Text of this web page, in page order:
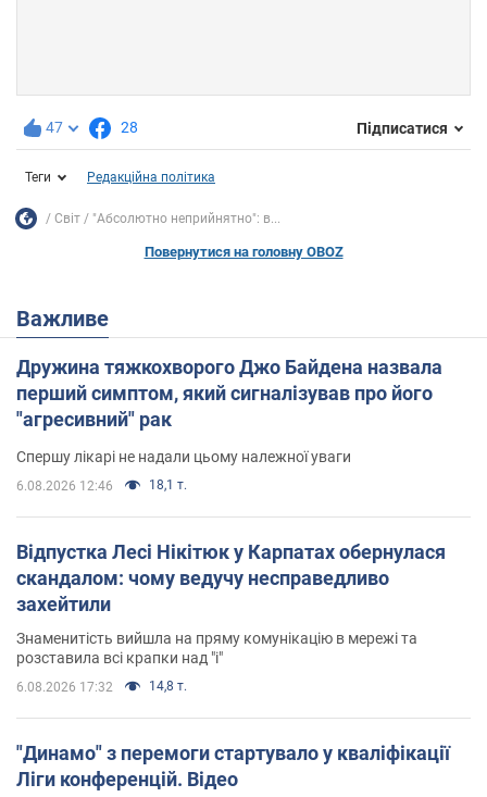
47 28 Підписатися
Теги Редакційна політика
Світ "Абсолютно неприйнятно": в...
Повернутися на головну OBOZ
Важливе
Дружина тяжкохворого Джо Байдена назвала
перший симптом, який сигналізував про його
"агресивний" рак
Спершу лікарі не надали цьому належної уваги
6.08.2026 12:46 18,1 т.
Відпустка Лесі Нікітюк у Карпатах обернулася
скандалом: чому ведучу несправедливо
захейтили
Знаменитість вийшла на пряму комунікацію в мережі та
розставила всі крапки над "і"
6.08.2026 17:32 14,8 т.
"Динамо" з перемоги стартувало у кваліфікації
Ліги конференцій. Відео